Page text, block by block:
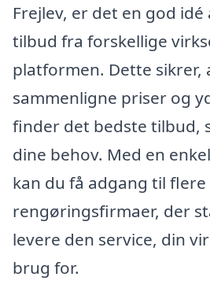
Frejlev, er det en god
tilbud fra forskellige
platformen. Dette sikrer,
sammenligne priser og
finder det bedste tilbud,
dine behov. Med en
kan du få adgang til
rengøringsfirmaer, der
levere den service, din
brug for.